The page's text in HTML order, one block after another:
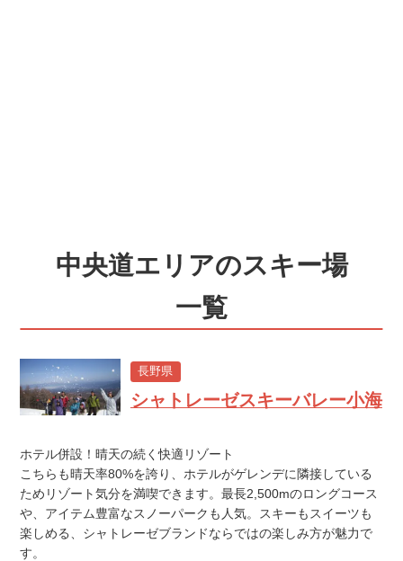
中央道エリアのスキー場
一覧
長野県
シャトレーゼスキーバレー小海
ホテル併設！晴天の続く快適リゾート
こちらも晴天率80%を誇り、ホテルがゲレンデに隣接している
ためリゾート気分を満喫できます。最長2,500mのロングコース
や、アイテム豊富なスノーパークも人気。スキーもスイーツも
楽しめる、シャトレーゼブランドならではの楽しみ方が魅力で
す。